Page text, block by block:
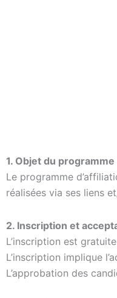
1. Objet du programme
Le programme
réalisées via ses liens
2. Inscription et
L’inscription est
L’inscription implique
L’approbation des